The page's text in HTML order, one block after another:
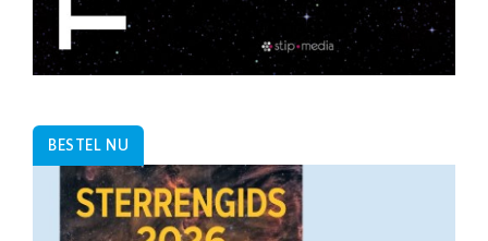
BESTEL NU